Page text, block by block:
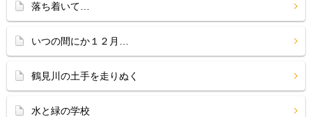
落ち着いて…
いつの間にか１２月…
鶴見川の土手を走りぬく
水と緑の学校